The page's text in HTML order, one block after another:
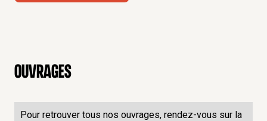
Ouvrages
Pour retrouver tous nos ouvrages, rendez-vous sur la